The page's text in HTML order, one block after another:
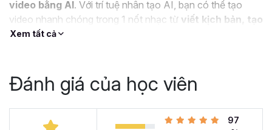
video bằng AI. Với trí tuệ nhân tạo AI, bạn có thể tạo
video nhanh chóng trong 1 nốt nhạc từ viết kịch bản, tạo
hình ảnh, video công nghệ AI,
khóa họcTuyệt đỉnh sản xuất Video bằng công nghệ
dành cho người mới bắt đầu.
Xem tất cả
Đánh giá của học viên
97